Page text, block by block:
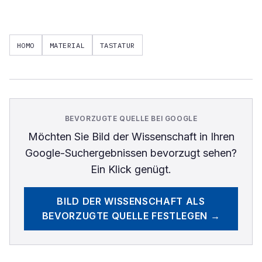
HOMO MATERIAL TASTATUR
BEVORZUGTE QUELLE BEI GOOGLE
Möchten Sie Bild der Wissenschaftin Ihren
Google-Suchergebnissen bevorzugt sehen?
Ein Klick genügt.
BILD DER WISSENSCHAFT ALS
BEVORZUGTE QUELLE FESTLEGEN →